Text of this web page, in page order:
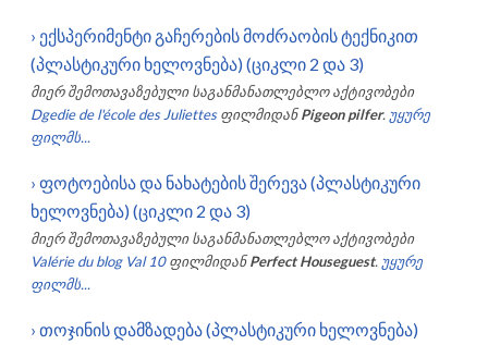
› ექსპერიმენტი გაჩერების მოძრაობის ტექნიკით
(პლასტიკური ხელოვნება) (ციკლი 2 და 3)
მიერ შემოთავაზებული საგანმანათლებლო აქტივობები
Dgedie de l'école des Juliettes ფილმიდან Pigeon pilfer. უყურე
ფილმს...
› ფოტოებისა და ნახატების შერევა (პლასტიკური
ხელოვნება) (ციკლი 2 და 3)
მიერ შემოთავაზებული საგანმანათლებლო აქტივობები
Valérie du blog Val 10 ფილმიდან Perfect Houseguest. უყურე
ფილმს...
› თოჯინის დამზადება (პლასტიკური ხელოვნება)